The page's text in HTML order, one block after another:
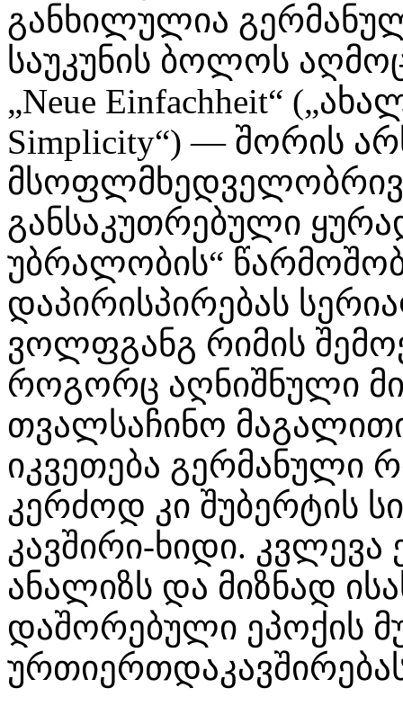
განხილულია
საუკუნის ბოლოს
„Neue Einfachheit“
Simplicity“) — შორის
განსაკუთრებული
უბრალობის“
დაპირისპირებას
ვოლფგანგ რიმის
როგორც აღნიშნული
თვალსაჩინო
იკვეთება გერმანული
კერძოდ კი შუბერტის
კავშირი-ხიდი. კვლევა
ანალიზს და მიზნად
დაშორებული ეპოქის